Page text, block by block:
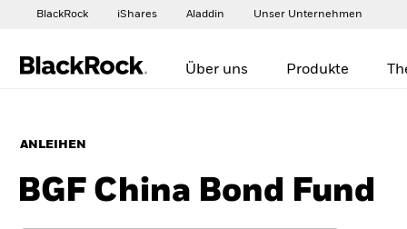
BlackRock iShares Aladdin Unser Unternehmen
Über uns Produkte
ANLEIHEN
BGF China Bond Fund